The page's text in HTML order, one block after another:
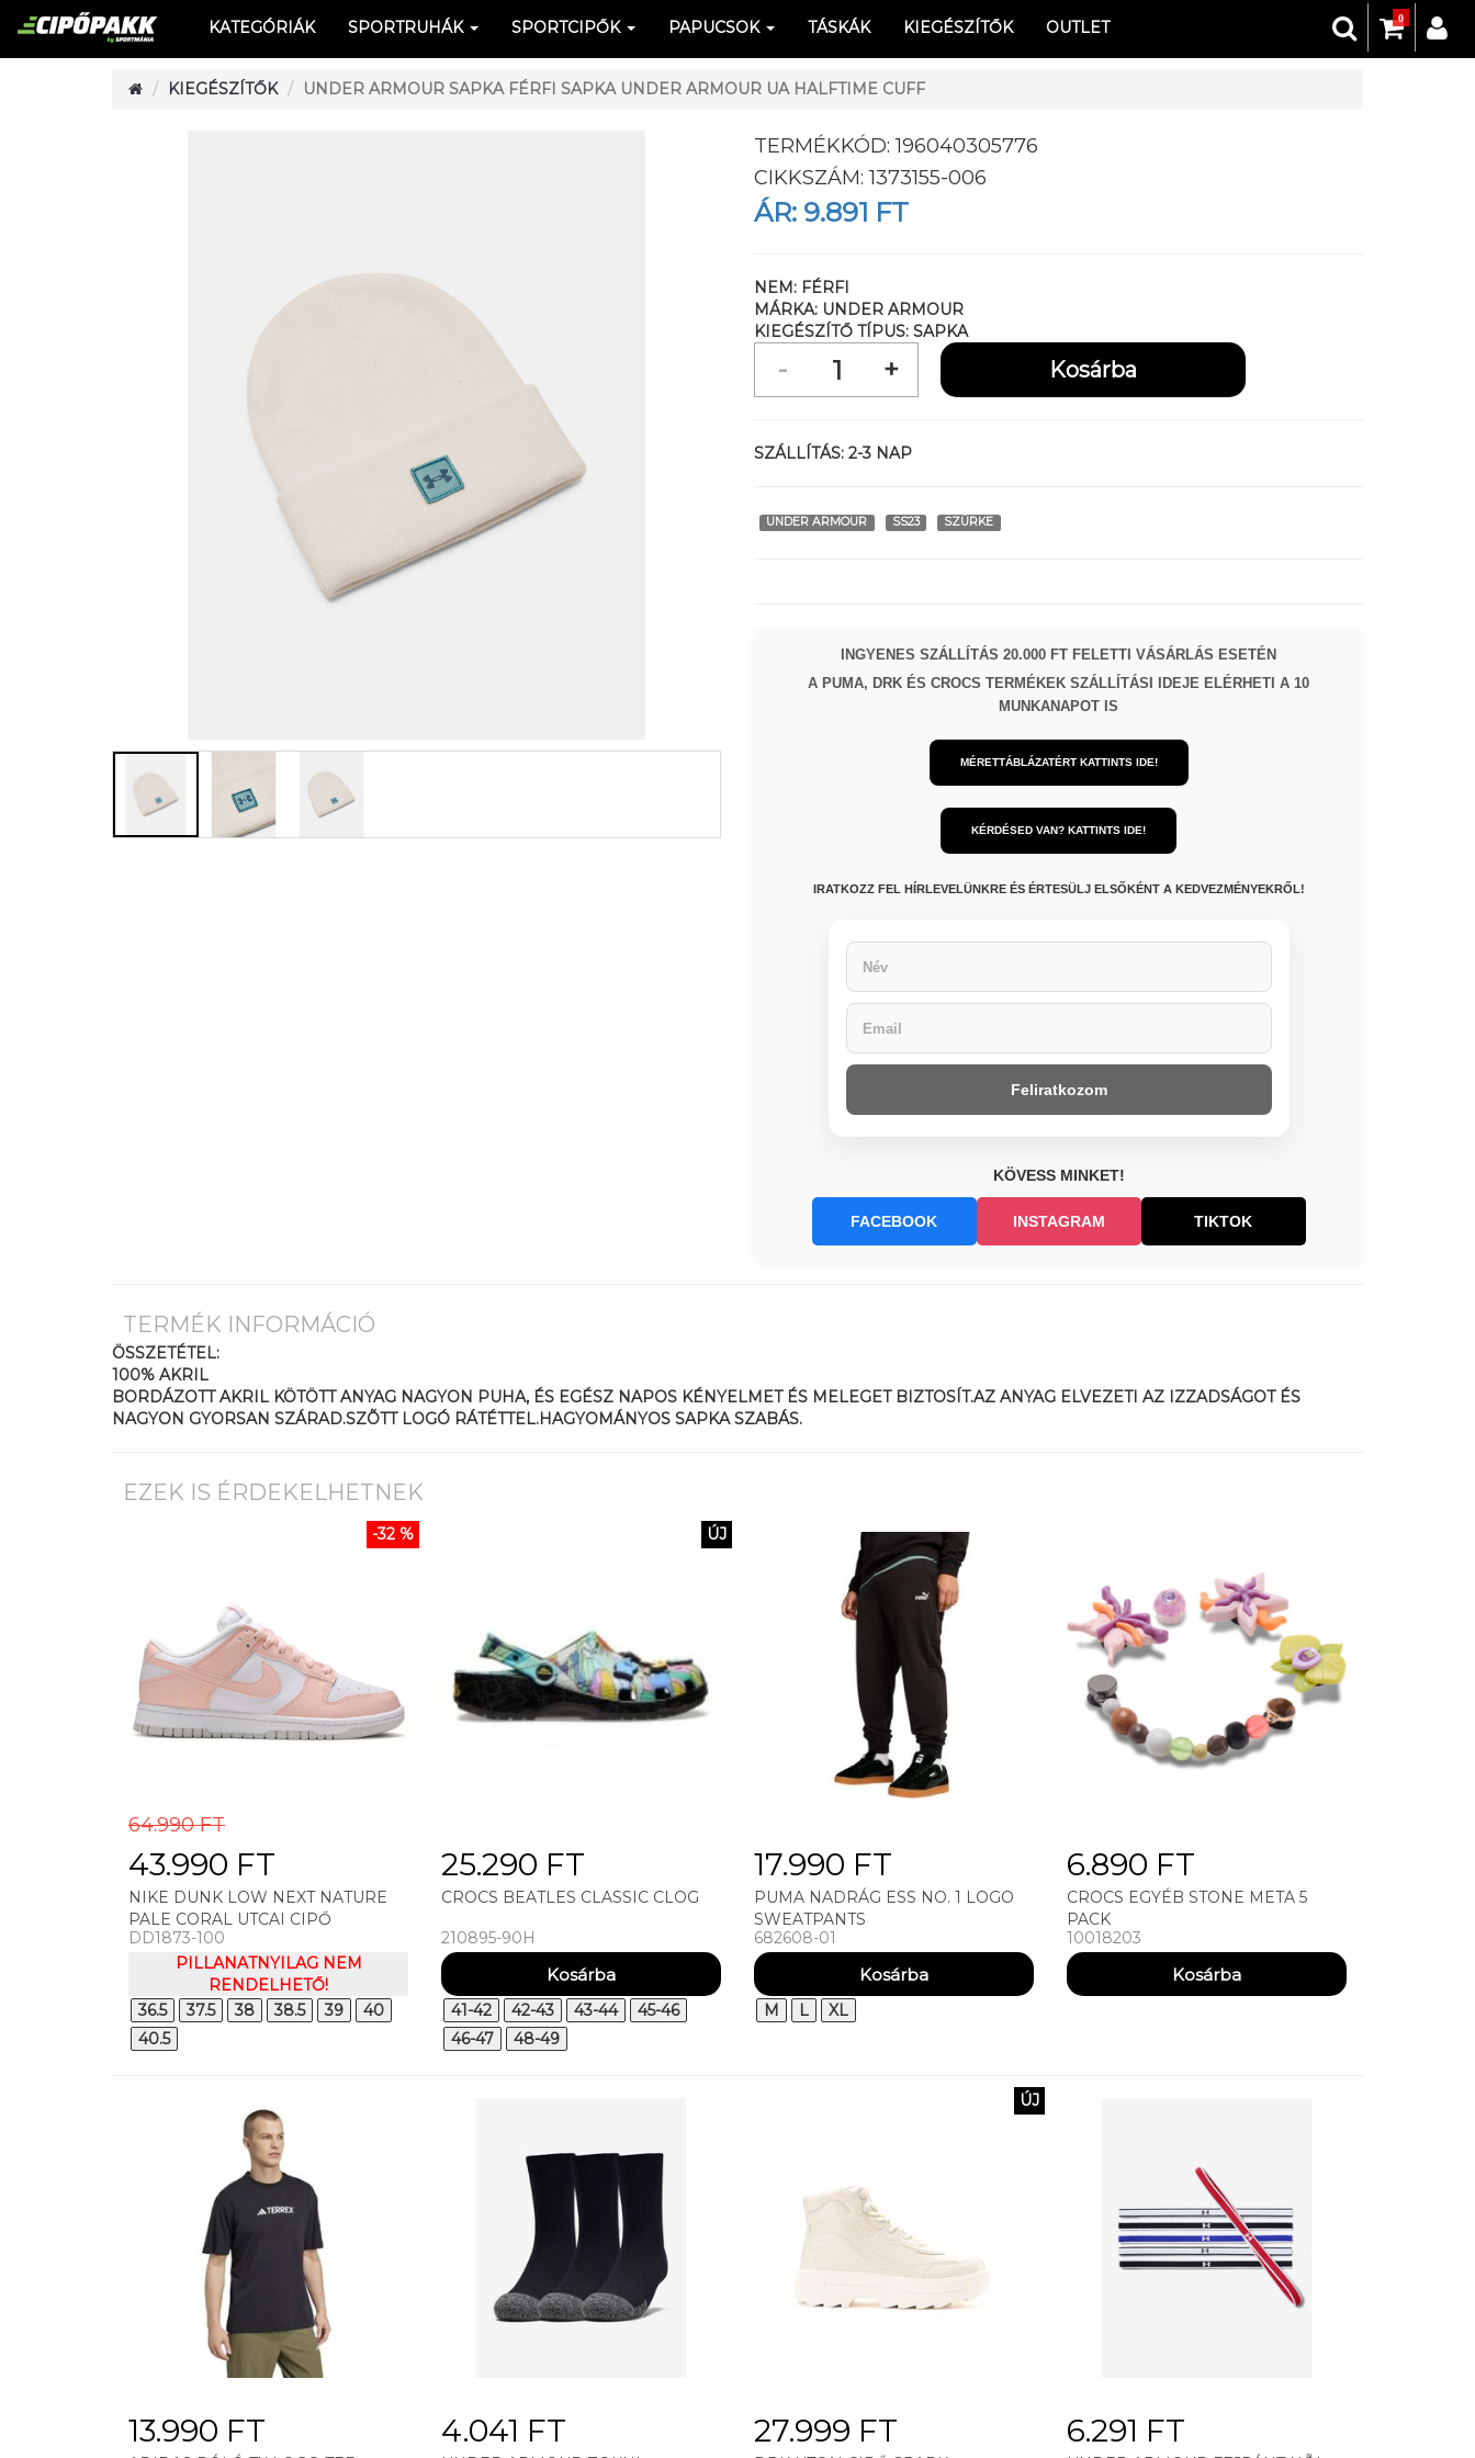
0
KATEGÓRIÁK SPORTRUHÁK SPORTCIPŐK PAPUCSOK TÁSKÁK KIEGÉSZÍTŐK OUTLET
KIEGÉSZÍTŐK UNDER ARMOUR SAPKA FÉRFI SAPKA UNDER ARMOUR UA HALFTIME CUFF
TERMÉKKÓD:196040305776
CIKKSZÁM:1373155-006
ÁR: 9.891 FT
NEM: FÉRFI
MÁRKA: UNDER ARMOUR
KIEGÉSZÍTŐ TÍPUS: SAPKA
SZÁLLÍTÁS: 2-3 NAP
UNDER ARMOUR SS23 SZÜRKE
INGYENES SZÁLLÍTÁS 20.000 FT FELETTI VÁSÁRLÁS ESETÉN
A PUMA, DRK ÉS CROCS TERMÉKEK SZÁLLÍTÁSI IDEJE ELÉRHETI A 10
MUNKANAPOT IS
MÉRETTÁBLÁZATÉRT KATTINTS IDE!
KÉRDÉSED VAN? KATTINTS IDE!
IRATKOZZ FEL HÍRLEVELÜNKRE ÉS ÉRTESÜLJ ELSŐKÉNT A KEDVEZMÉNYEKRŐL!
Feliratkozom
KÖVESS MINKET!
FACEBOOK INSTAGRAM TIKTOK
TERMÉK INFORMÁCIÓ
ÖSSZETÉTEL:
100% AKRIL
BORDÁZOTT AKRIL KÖTÖTT ANYAG NAGYON PUHA, ÉS EGÉSZ NAPOS KÉNYELMET ÉS MELEGET BIZTOSÍT.AZ ANYAG ELVEZETI AZ IZZADSÁGOT ÉS
NAGYON GYORSAN SZÁRAD.SZÕTT LOGÓ RÁTÉTTEL.HAGYOMÁNYOS SAPKA SZABÁS.
EZEK IS ÉRDEKELHETNEK
-32 %
64.990 FT
43.990 FT
NIKE DUNK LOW NEXT NATURE
PALE CORAL UTCAI CIPŐ
DD1873-100
PILLANATNYILAG NEM
RENDELHETŐ!
36.5
37.5 38 38.5 39
40
40.5
ÚJ
25.290 FT
CROCS BEATLES CLASSIC CLOG
210895-90H
41-42 42-43 43-44
45-46
46-47
48-49
17.990 FT
PUMA NADRÁG ESS NO. 1 LOGO
SWEATPANTS
682608-01
M L XL
6.890 FT
CROCS EGYÉB STONE META 5
PACK
10018203
13.990 FT 4.041 FT
ÚJ
27.999 FT 6.291 FT